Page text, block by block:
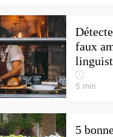
faux
5 min
5